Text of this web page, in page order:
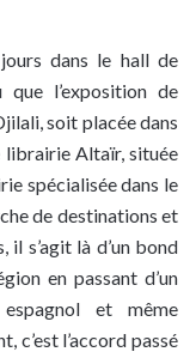
dans le hall de
que l’exposition de
soit placée dans
librairie Altaïr, située
spécialisée dans le
de destinations et
il s’agit là d’un bond
en passant d’un
et même
c’est l’accord passé